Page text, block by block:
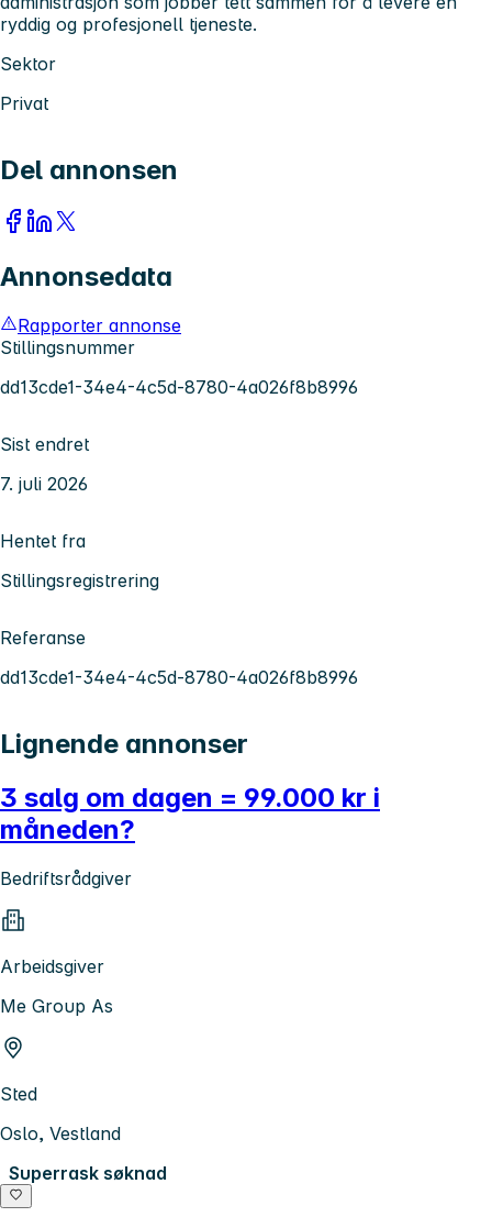
ryddig og profesjonell tjeneste.
Sektor
Privat
Del annonsen
Annonsedata
Rapporter annonse
Stillingsnummer
dd13cde1-34e4-4c5d-8780-4a026f8b8996
Sist endret
7. juli 2026
Hentet fra
Stillingsregistrering
Referanse
dd13cde1-34e4-4c5d-8780-4a026f8b8996
Lignende annonser
3 salg om dagen = 99.000 kr i
måneden?
Bedriftsrådgiver
Arbeidsgiver
Me Group As
Sted
Oslo, Vestland
Superrask søknad